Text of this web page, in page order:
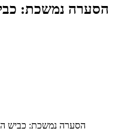
הסערה נמשכת:
הסערה נמשכת: כביש